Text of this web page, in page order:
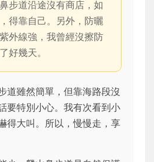
步道沿途沒有商店，如
得靠自己。另外，防曬
外線強，我曾經沒擦防
好幾天。
道雖然簡單，但靠海路段沒
要特別小心。我有次看到小
得大叫。所以，慢慢走，享